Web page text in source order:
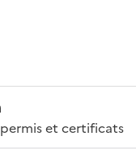
et certificats